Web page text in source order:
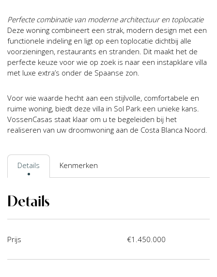
Perfecte combinatie van moderne architectuur en toplocatie
Deze woning combineert een strak, modern design met een
functionele indeling en ligt op een toplocatie dichtbij alle
voorzieningen, restaurants en stranden. Dit maakt het de
perfecte keuze voor wie op zoek is naar een instapklare villa
met luxe extra’s onder de Spaanse zon.
Voor wie waarde hecht aan een stijlvolle, comfortabele en
ruime woning, biedt deze villa in Sol Park een unieke kans.
VossenCasas staat klaar om u te begeleiden bij het
realiseren van uw droomwoning aan de Costa Blanca Noord.
Details Kenmerken
Details
Prijs €1.450.000